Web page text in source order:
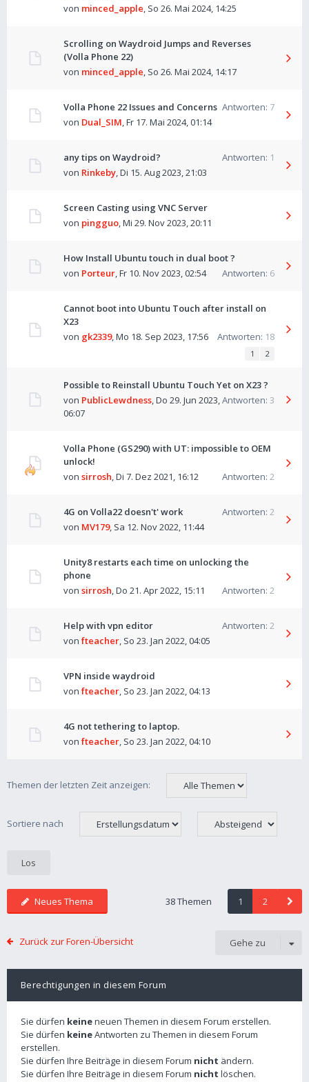
von minced_apple, So 26. Mai 2024, 14:25
Scrolling on Waydroid Jumps and Reverses
(Volla Phone 22)
von minced_apple, So 26. Mai 2024, 14:17
Volla Phone 22 Issues and Concerns Antworten: 7
von Dual_SIM,Fr 17. Mai 2024, 01:14
any tips on Waydroid? Antworten: 1
von Rinkeby,Di 15. Aug 2023, 21:03
Screen Casting using VNC Server
von pingguo,Mi 29. Nov 2023, 20:11
How Install Ubuntu touch in dual boot ?
Antworten: 6
von Porteur,Fr 10. Nov 2023, 02:54
Cannot boot into Ubuntu Touch after install on
X23
Antworten: 18
von gk2339,Mo 18. Sep 2023, 17:56
1 2
Possible to Reinstall Ubuntu Touch Yet on X23 ?
Antworten: 3
von PublicLewdness,Do 29. Jun 2023,
06:07
Volla Phone (GS290) with UT: impossible to OEM
unlock!
Antworten: 2
von sirrosh,Di 7. Dez 2021, 16:12
4G on Volla22 doesn't' work Antworten: 2
von MV179, Sa 12. Nov 2022, 11:44
Unity8 restarts each time on unlocking the
phone
Antworten: 2
von sirrosh,Do 21. Apr 2022, 15:11
Help with vpn editor Antworten: 2
von fteacher, So 23. Jan 2022, 04:05
VPN inside waydroid
von fteacher, So 23. Jan 2022, 04:13
4G not tethering to laptop.
von fteacher, So 23. Jan 2022, 04:10
Themen der letzten Zeit anzeigen:
Sortiere nach
Neues Thema 38 Themen 1 2
Zurück zur Foren-Übersicht Gehe zu
Berechtigungen in diesem Forum
Sie dürfen keineneuen Themen in diesem Forum erstellen.
Sie dürfen keineAntworten zu Themen in diesem Forum
erstellen.
Sie dürfen Ihre Beiträge in diesem Forum nicht ändern.
Sie dürfen Ihre Beiträge in diesem Forum nicht löschen.